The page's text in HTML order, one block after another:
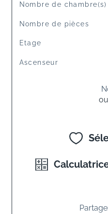
Nombre de chambre(s)
Nombre de pièces
Etage
Ascenseur